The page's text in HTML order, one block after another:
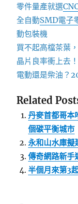
零件量產就選
全自動SMD電子
動包裝機
買不起高檔茶葉
晶片良率衝上去
電動還是柴油？
Related
丹麥首都哥
個碳平衡城市
永和山水庫擬
傳奇網路新手
半個月來第3